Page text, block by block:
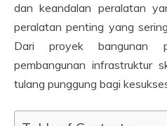
dan keandalan peralatan
peralatan penting yang
Dari proyek bangunan
pembangunan infrastruktur
tulang punggung bagi